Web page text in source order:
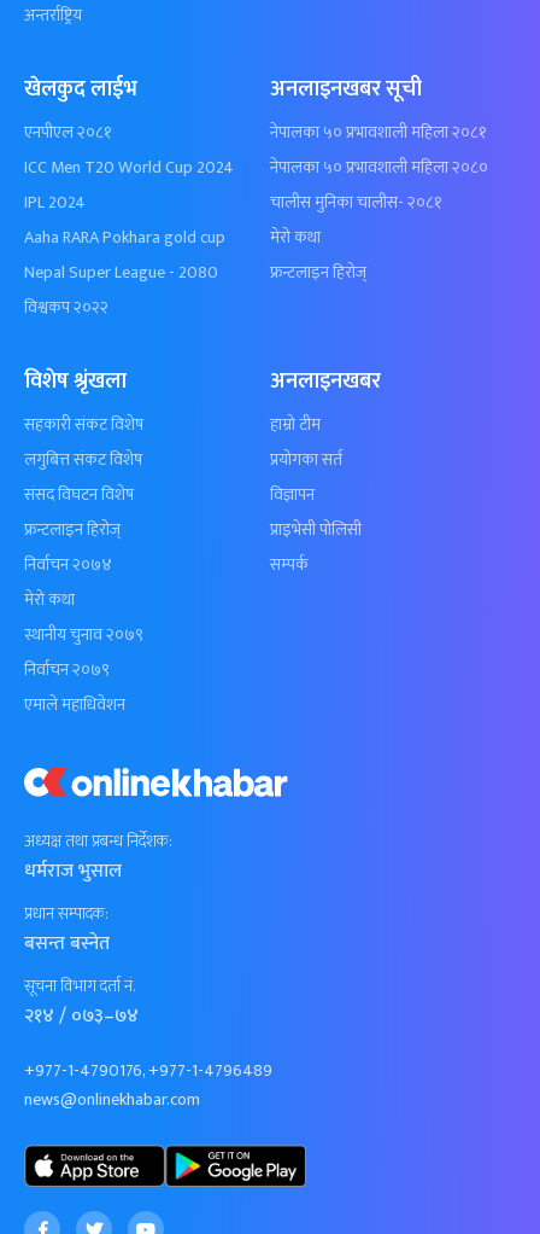
अध्यक्ष तथा प्रबन्ध निर्देशक:
धर्मराज भुसाल
प्रधान सम्पादक:
बसन्त बस्नेत
सूचना विभाग दर्ता नं.
२१४ / ०७३–७४
+977-1-4790176, +977-1-4796489
news@onlinekhabar.com
अन्तर्राष्ट्रिय
खेलकुद लाईभ
एनपीएल २०८१
ICC Men T20 World Cup 2024
IPL 2024
Aaha RARA Pokhara gold cup
Nepal Super League - 2080
विश्वकप २०२२
अनलाइनखबर सूची
नेपालका ५० प्रभावशाली महिला २०८१
नेपालका ५० प्रभावशाली महिला २०८०
चालीस मुनिका चालीस- २०८१
मेरो कथा
फ्रन्टलाइन हिरोज्
विशेष श्रृंखला
सहकारी संकट विशेष
लगुबित्त संकट विशेष
संसद विघटन विशेष
फ्रन्टलाइन हिरोज्
निर्वाचन २०७४
मेरो कथा
स्थानीय चुनाव २०७९
निर्वाचन २०७९
एमाले महाधिवेशन
अनलाइनखबर
हाम्रो टीम
प्रयोगका सर्त
विज्ञापन
प्राइभेसी पोलिसी
सम्पर्क